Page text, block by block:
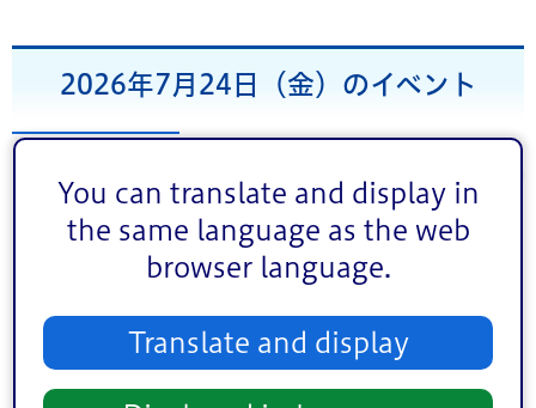
You can translate and display in
the same language as the web
browser language.
Translate and display
2026年7月24日（金）のイベント
2026年
1 2 3
7 8 9
12
13 14 15 16 17
18
19
20 21 22 23 24
25